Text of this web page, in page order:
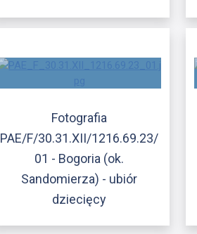
Fotografia
PAE/F/30.31.XII/1216.69.23/
01 - Bogoria (ok.
Sandomierza) - ubiór
dziecięcy